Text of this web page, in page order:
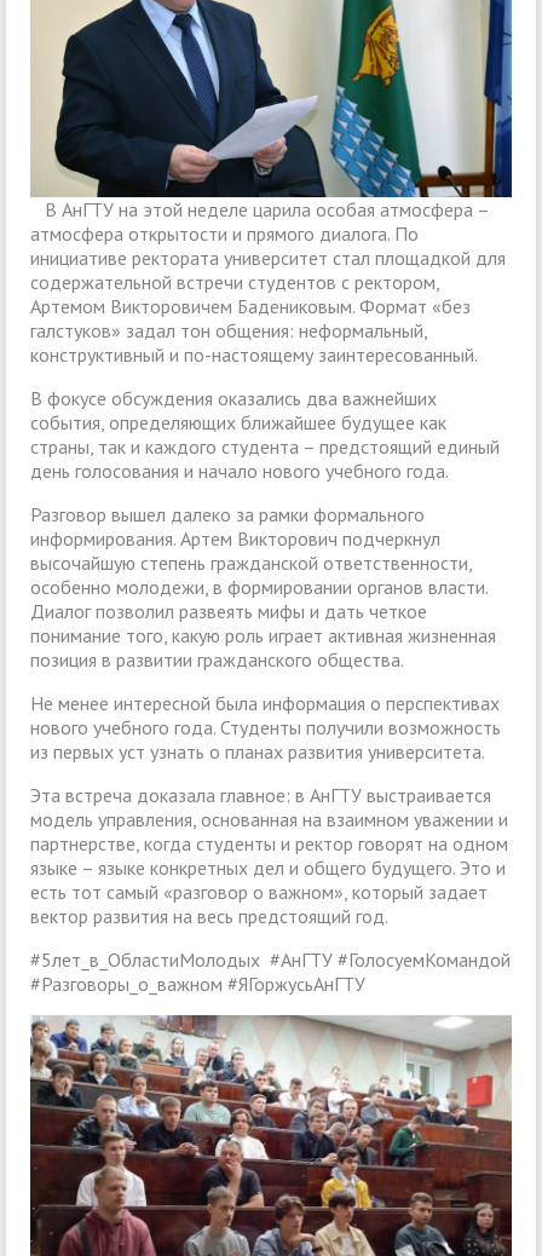
В АнГТУ на этой неделе царила особая атмосфера –
атмосфера открытости и прямого диалога. По
инициативе ректората университет стал площадкой для
содержательной встречи студентов с ректором,
Артемом Викторовичем Бадениковым. Формат «без
галстуков» задал тон общения: неформальный,
конструктивный и по-настоящему заинтересованный.
В фокусе обсуждения оказались два важнейших
события, определяющих ближайшее будущее как
страны, так и каждого студента – предстоящий единый
день голосования и начало нового учебного года.
Разговор вышел далеко за рамки формального
информирования. Артем Викторович подчеркнул
высочайшую степень гражданской ответственности,
особенно молодежи, в формировании органов власти.
Диалог позволил развеять мифы и дать четкое
понимание того, какую роль играет активная жизненная
позиция в развитии гражданского общества.
Не менее интересной была информация о перспективах
нового учебного года. Студенты получили возможность
из первых уст узнать о планах развития университета.
Эта встреча доказала главное: в АнГТУ выстраивается
модель управления, основанная на взаимном уважении и
партнерстве, когда студенты и ректор говорят на одном
языке – языке конкретных дел и общего будущего. Это и
есть тот самый «разговор о важном», который задает
вектор развития на весь предстоящий год.
#5лет_в_ОбластиМолодых #АнГТУ #ГолосуемКомандой
#Разговоры_о_важном #ЯГоржусьАнГТУ